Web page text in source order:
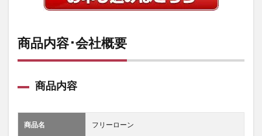
商品内容･会社概要
商品内容
商品名 フリーローン